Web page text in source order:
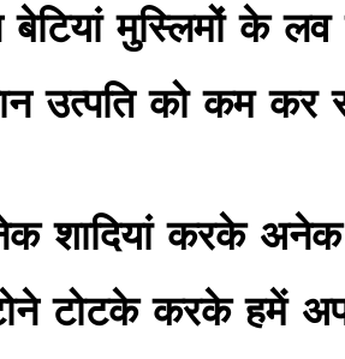
बेटियां मुस्लिमों के
उत्पति को कम कर
शादियां करके
टोटके करके हमें